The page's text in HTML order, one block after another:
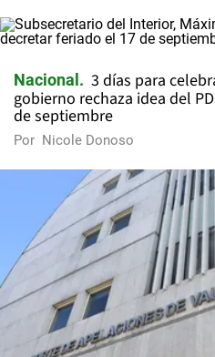
Nacional
3 días para
gobierno rechaza idea del
de septiembre
Por Nicole Donoso